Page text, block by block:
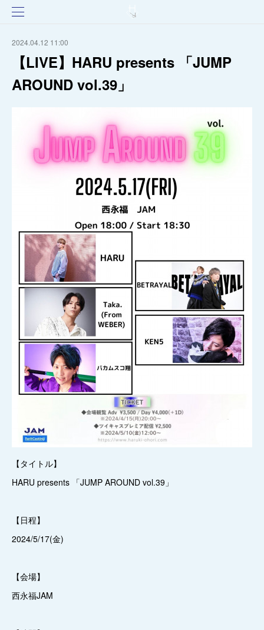
2024.04.12 11:00
【LIVE】HARU presents 「JUMP
AROUND vol.39」
【タイトル】
HARU presents 「JUMP AROUND vol.39」
【日程】
2024/5/17(金)
【会場】
西永福JAM